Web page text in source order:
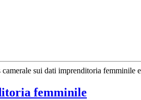
sui dati imprenditoria femminile
femminile